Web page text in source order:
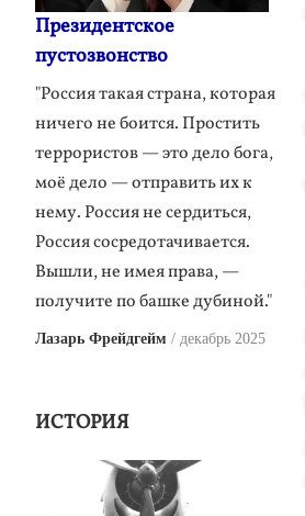
Президентское
пустозвонство
"Россия такая страна, которая
ничего не боится. Простить
террористов — это дело бога,
моё дело — отправить их к
нему. Россия не сердиться,
Россия сосредотачивается.
Вышли, не имея права, —
получите по башке дубиной."
Лазарь Фрейдгейм декабрь 2025
ИСТОРИЯ